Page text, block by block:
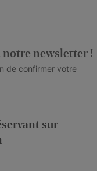
notre newsletter !
de confirmer votre
sur